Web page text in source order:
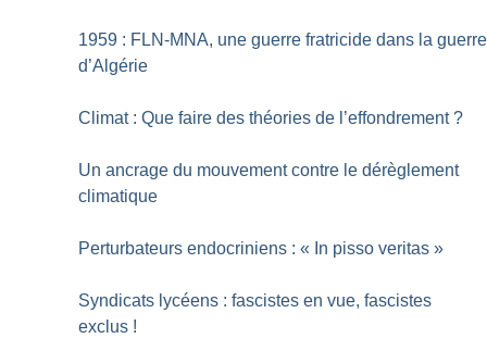
1959 : FLN-MNA, une guerre fratricide dans la guerre
d’Algérie
Climat : Que faire des théories de l’effondrement ?
Un ancrage du mouvement contre le dérèglement
climatique
Perturbateurs endocriniens : « In pisso veritas »
Syndicats lycéens : fascistes en vue, fascistes
exclus !